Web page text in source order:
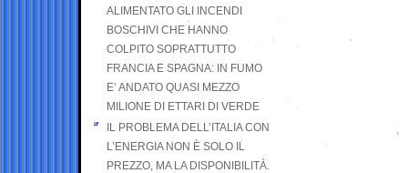
ALIMENTATO GLI INCENDI
BOSCHIVI CHE HANNO
COLPITO SOPRATTUTTO
FRANCIA E SPAGNA: IN FUMO
E’ ANDATO QUASI MEZZO
MILIONE DI ETTARI DI VERDE
IL PROBLEMA DELL’ITALIA CON
L’ENERGIA NON È SOLO IL
PREZZO, MA LA DISPONIBILITÀ.